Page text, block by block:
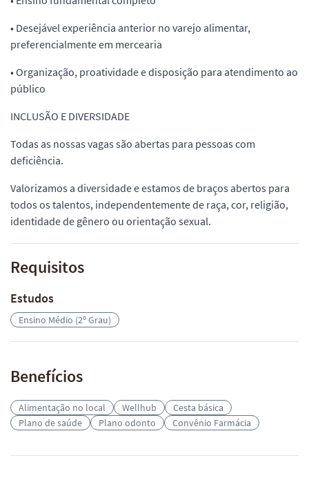
• Desejável experiência anterior no varejo alimentar,
preferencialmente em mercearia
• Organização, proatividade e disposição para atendimento ao
público
INCLUSÃO E DIVERSIDADE
Todas as nossas vagas são abertas para pessoas com
deficiência.
Valorizamos a diversidade e estamos de braços abertos para
todos os talentos, independentemente de raça, cor, religião,
identidade de gênero ou orientação sexual.
Requisitos
Estudos
Ensino Médio (2º Grau)
Benefícios
Alimentação no local Wellhub
Cesta básica
Plano de saúde
Plano odonto Convênio Farmácia